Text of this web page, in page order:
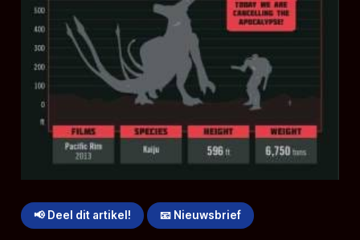
📢 Deel dit artikel! 📧 Nieuwsbrief